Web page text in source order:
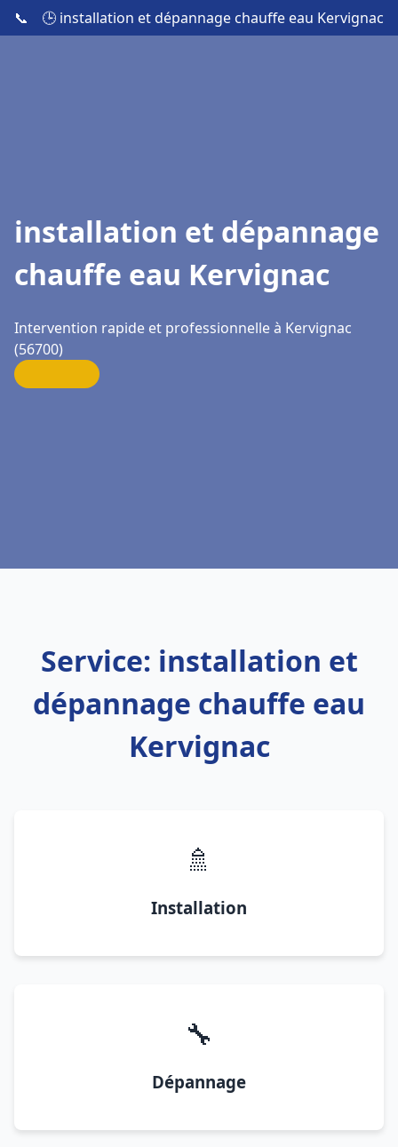
📞 🕒 installation et dépannage chauffe eau Kervignac
installation et dépannage
chauffe eau Kervignac
Intervention rapide et professionnelle à Kervignac
(56700)
Service: installation et
dépannage chauffe eau
Kervignac
🚿
Installation
🔧
Dépannage